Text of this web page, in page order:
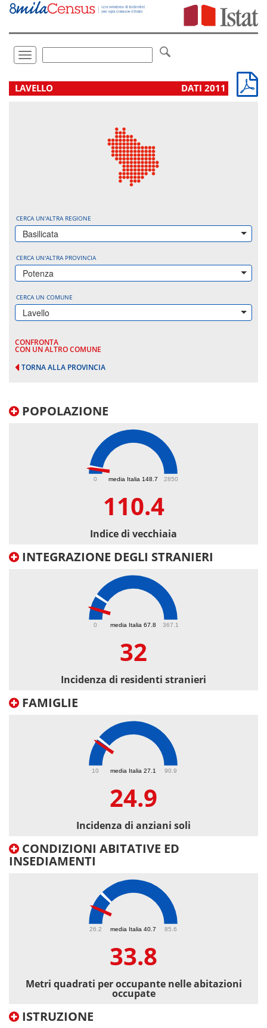
Vai
direttamente
Toggle
navigation
LAVELLO DATI 2011
CERCA UN'ALTRA REGIONE
Basilicata
CERCA UN'ALTRA PROVINCIA
Potenza
CERCA UN COMUNE
Lavello
CONFRONTA
CON UN ALTRO COMUNE
TORNA ALLA PROVINCIA
POPOLAZIONE
media Italia 148.7
0 2850
110.4
Indice di vecchiaia
INTEGRAZIONE DEGLI STRANIERI
media Italia 67.8
0 367.1
32
Incidenza di residenti stranieri
FAMIGLIE
media Italia 27.1
10 90.9
24.9
Incidenza di anziani soli
CONDIZIONI ABITATIVE ED
INSEDIAMENTI
media Italia 40.7
26.2 85.6
33.8
Metri quadrati per occupante nelle abitazioni
occupate
ISTRUZIONE